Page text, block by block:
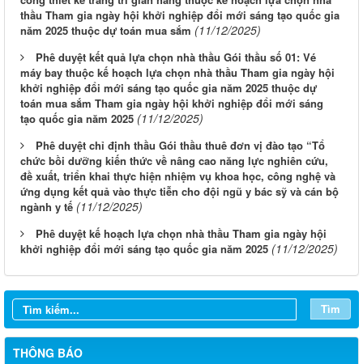
thầu Tham gia ngày hội khởi nghiệp đổi mới sáng tạo quốc gia
năm 2025 thuộc dự toán mua sắm (11/12/2025)
Phê duyệt kết quả lựa chọn nhà thầu Gói thầu số 01: Vé
máy bay thuộc kế hoạch lựa chọn nhà thầu Tham gia ngày hội
khởi nghiệp đổi mới sáng tạo quốc gia năm 2025 thuộc dự
toán mua sắm Tham gia ngày hội khởi nghiệp đổi mới sáng
tạo quốc gia năm 2025 (11/12/2025)
Phê duyệt chỉ định thầu Gói thầu thuê đơn vị đào tạo “Tổ
chức bồi dưỡng kiến thức về nâng cao năng lực nghiên cứu,
đề xuất, triển khai thực hiện nhiệm vụ khoa học, công nghệ và
ứng dụng kết quả vào thực tiễn cho đội ngũ y bác sỹ và cán bộ
ngành y tế (11/12/2025)
Phê duyệt kế hoạch lựa chọn nhà thầu Tham gia ngày hội
khởi nghiệp đổi mới sáng tạo quốc gia năm 2025 (11/12/2025)
Tìm
THÔNG BÁO
Thông báo Tuyển chọn tổ chức và cá nhân chủ trì thực hiện
sách nhà nước đặt hàng thực hiện năm 2026 (đợt 1) lần 3
Thông báo Kế hoạch mở hồ sơ tham gia Tuyển chọn tổ chức và
cá nhân chủ trì thực hiện nhiệm vụ khoa học và công nghệ thực
hiện năm 2026 (đợt 1) lần 2